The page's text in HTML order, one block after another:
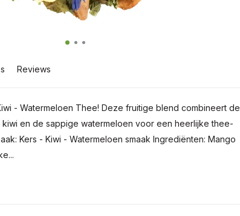
Reviews
- Watermeloen Thee! Deze fruitige blend combineert de
en de sappige watermeloen voor een heerlijke thee-
Kers - Kiwi - Watermeloen smaak Ingrediënten: Mango